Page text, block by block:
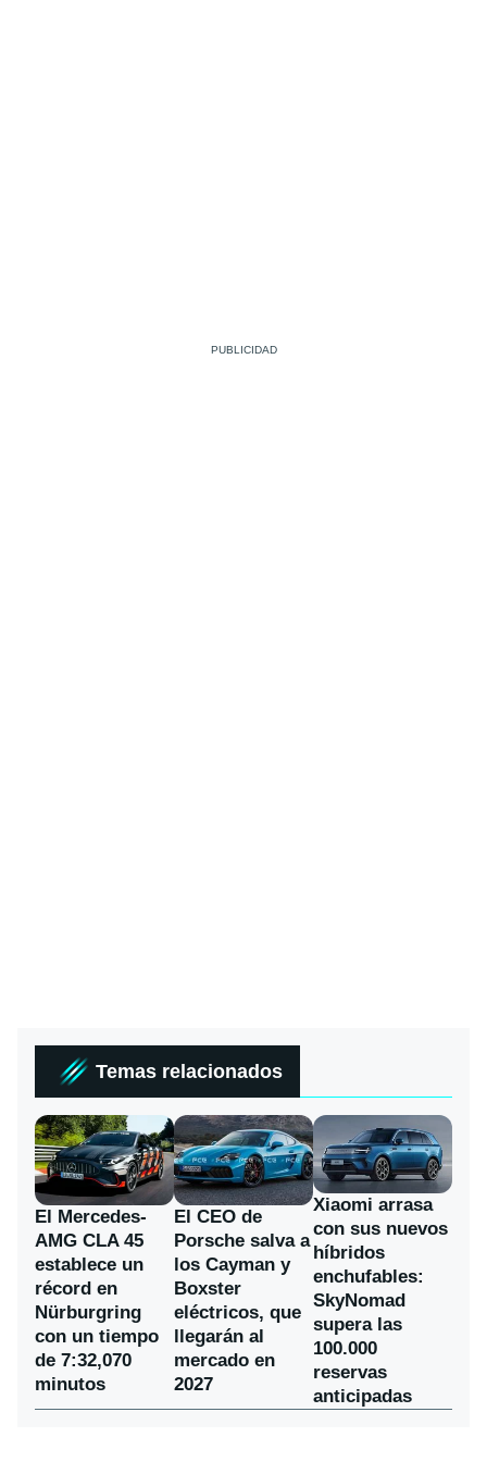
Temas relacionados
El Mercedes-
AMG CLA 45
establece un
récord en
Nürburgring
con un tiempo
de 7:32,070
minutos
El CEO de
Porsche salva a
los Cayman y
Boxster
eléctricos, que
llegarán al
mercado en
2027
Xiaomi arrasa
con sus nuevos
híbridos
enchufables:
SkyNomad
supera las
100.000
reservas
anticipadas